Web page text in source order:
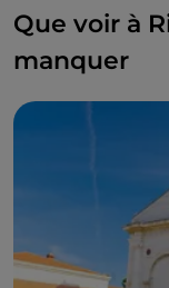
Que voir à
manquer